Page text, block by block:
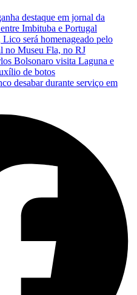
destaque em jornal da
Imbituba e Portugal
será homenageado pelo
no Museu Fla, no RJ
Bolsonaro visita Laguna e
de botos
desabar durante serviço em